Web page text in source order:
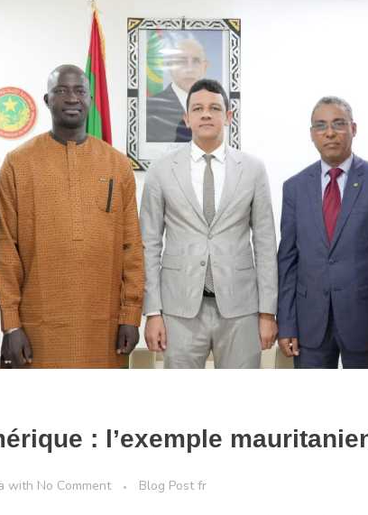
: l’exemple
with No Comment Blog Post fr